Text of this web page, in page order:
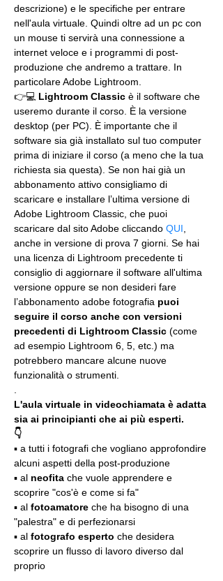
descrizione) e le specifiche per entrare
nell'aula virtuale. Quindi oltre ad un pc con
un mouse ti servirà una connessione a
internet veloce e i programmi di post-
produzione che andremo a trattare. In
particolare Adobe Lightroom.
👉💻 Lightroom Classic è il software che
useremo durante il corso. È la versione
desktop (per PC). È importante che il
software sia già installato sul tuo computer
prima di iniziare il corso (a meno che la tua
richiesta sia questa). Se non hai già un
abbonamento attivo consigliamo di
scaricare e installare l’ultima versione di
Adobe Lightroom Classic, che puoi
scaricare dal sito Adobe cliccando QUI
anche in versione di prova 7 giorni. Se hai
una licenza di Lightroom precedente ti
consiglio di aggiornare il software all'ultima
versione oppure se non desideri fare
l’abbonamento adobe fotografia puoi
seguire il corso anche con versioni
precedenti di Lightroom Classic (come
ad esempio Lightroom 6, 5, etc.) ma
potrebbero mancare alcune nuove
funzionalità o strumenti.
L'aula virtuale in videochiamata è adatta
sia ai principianti che ai più esperti.
👇
▪️ a tutti i fotografi che vogliano approfondire
alcuni aspetti della post-produzione
▪️ al neofita che vuole apprendere e
scoprire "cos'è e come si fa"
▪️ al fotoamatore che ha bisogno di una
"palestra" e di perfezionarsi
▪️ al fotografo esperto che desidera
scoprire un flusso di lavoro diverso dal
proprio